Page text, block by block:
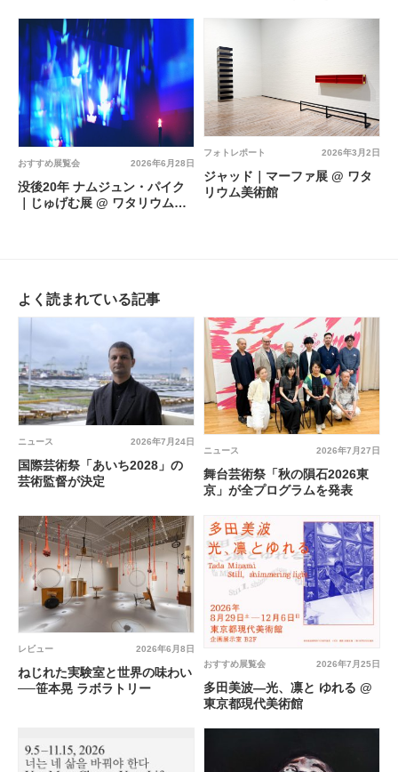
2026年6月28日
おすすめ展覧会
没後20年 ナムジュン・パイク
｜じゅげむ展 @ ワタリウム美
2026年3月2日
フォトレポート
ジャッド｜マーファ展 @ ワタ
リウム美術館
よく読まれている記事
2026年7月24日
ニュース
国際芸術祭「あいち2028」の
芸術監督が決定
2026年7月27日
ニュース
舞台芸術祭「秋の隕石2026東
京」が全プログラムを発表
2026年6月8日
レビュー
ねじれた実験室と世界の味わい
──笹本晃 ラボラトリー
2026年7月25日
おすすめ展覧会
多田美波―光、凛と ゆれる @
東京都現代美術館